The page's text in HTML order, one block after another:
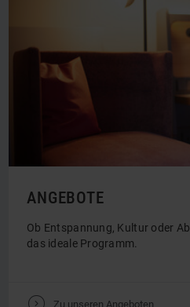
ANGEBOTE
Ob Entspannung, Kultur oder
das ideale Programm.
Zu unseren Angeboten